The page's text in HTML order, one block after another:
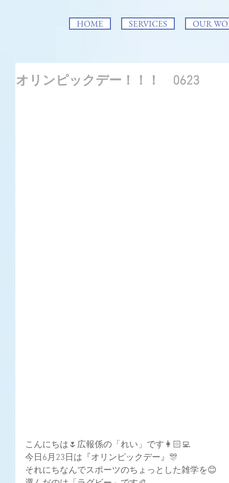
HOME SERVICES OUR
オリンピックデー！！！ 0623
こんにちは🌷広報係の「れい」です👩🏻‍💻
今日6月23日は『オリンピックデー』🎊
それにちなんでスポーツのちょっとした雑学を😊